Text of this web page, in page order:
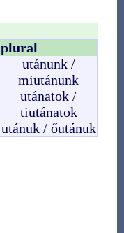
plural
utánunk /
miutánunk
utánatok /
tiutánatok
utánuk / őutánuk